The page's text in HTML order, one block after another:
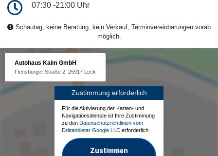
07:30 -21:00 Uhr
Schautag, keine Beratung, kein Verkauf, Terminvereinbarungen vorab
möglich.
Autohaus Kaim GmbH
Flensburger Straße 2, 25917 Leck
Zustimmung erforderlich
Für die Aktivierung der Karten- und
Navigationsdienste ist Ihre Zustimmung
zu den Datenschutzrichtlinien vom
Drittanbieter Google LLC erforderlich.
Zustimmen